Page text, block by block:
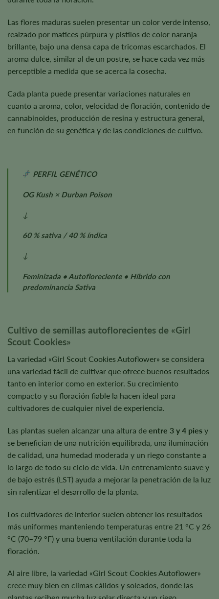
Las flores maduras suelen presentar un color verde intenso,
realzado por matices púrpura y pistilos de color naranja
brillante, bajo una densa capa de tricomas escarchados. El
aroma dulce, similar al de un postre, se hace cada vez más
perceptible a medida que se acerca la cosecha.
Cada planta puede presentar variaciones naturales en
cuanto a aroma, color, velocidad de floración, contenido de
cannabinoides, producción de resina y estructura general,
en función de su genética y de las condiciones de cultivo.
PERFIL GENÉTICO
OG Kush × Durban Poison
↓
60 % sativa / 40 % índica
↓
Feminizada • Autofloreciente • Híbrido con
predominancia Sativa
Cultivo de semillas autoflorecientes de «Girl
Scout Cookies»
La variedad «Girl Scout Cookies Autoflower» se considera
una variedad fácil de cultivar que ofrece buenos resultados
tanto en interior como en exterior. Su crecimiento
compacto y su floración fiable la hacen ideal para
cultivadores de cualquier nivel de experiencia.
Las plantas suelen alcanzar una altura de entre 3 y 4 pies y
se benefician de una nutrición equilibrada, una iluminación
de calidad, una humedad moderada y un riego constante a
lo largo de todo su ciclo de vida. Un entrenamiento suave y
de bajo estrés (LST) ayuda a mejorar la penetración de la luz
sin ralentizar el desarrollo de la planta.
Los cultivadores de interior suelen obtener los resultados
más uniformes manteniendo temperaturas entre 21 °C y 26
°C (70–79 °F) y una buena ventilación durante toda la
floración.
Al aire libre, la variedad «Girl Scout Cookies Autoflower»
crece muy bien en climas cálidos y soleados, donde las